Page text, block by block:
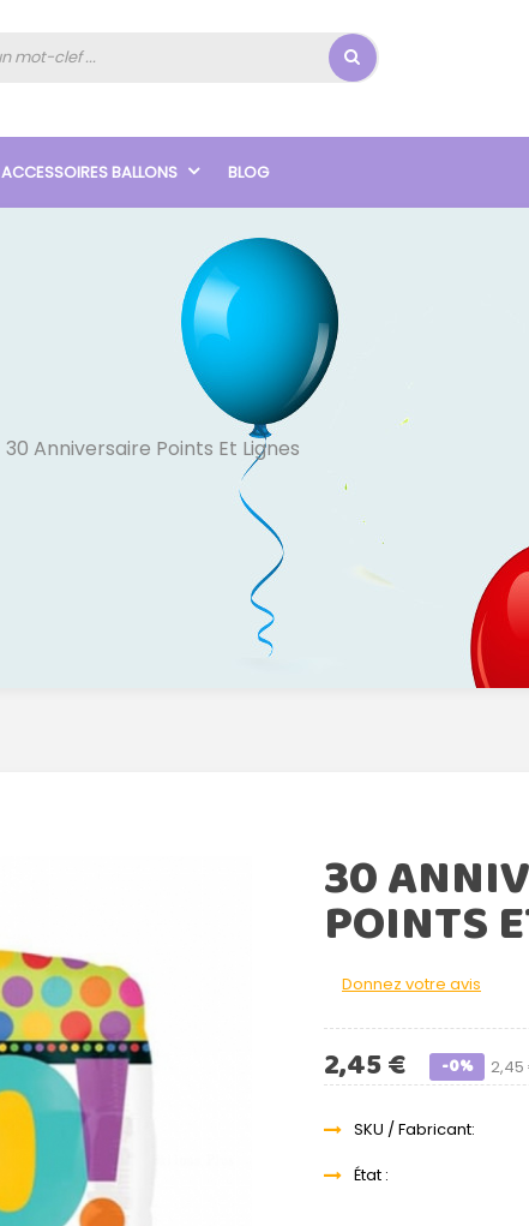
ACCESSOIRES BALLONS BLOG
30 Anniversaire Points Et Lignes
30
POINTS
Donnez votre avis
2,45 € -0%
SKU / Fabricant:
État :